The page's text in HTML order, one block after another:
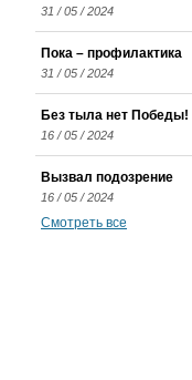
31 / 05 / 2024
Пока – профилактика
31 / 05 / 2024
Без тыла нет Победы!
16 / 05 / 2024
Вызвал подозрение
16 / 05 / 2024
Смотреть все